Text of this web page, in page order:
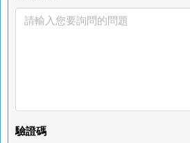
驗證碼